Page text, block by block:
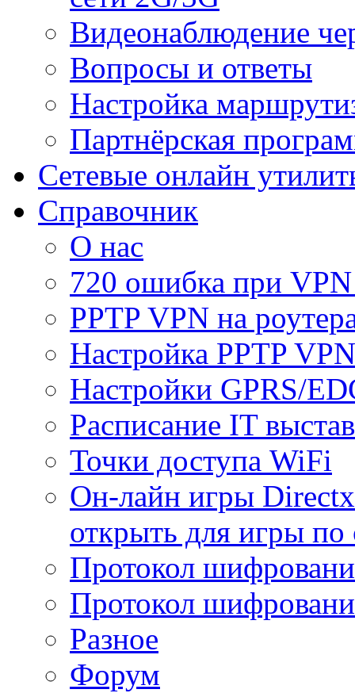
Видеонаблюдение
Вопросы и ответы
Настройка
Партнёрская
Сетевые онлайн
Справочник
О нас
720 ошибка при
PPTP VPN на
Настройка PPTP
Настройки GPRS/
Расписание IT
Точки доступа WiFi
Он-лайн игры
открыть для игры по
Протокол
Протокол
Разное
Форум